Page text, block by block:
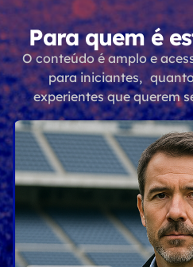
Para quem é
O conteúdo é amplo e
para iniciantes,
experientes que querem